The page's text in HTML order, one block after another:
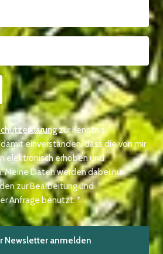
zur Kenntnis
einverstanden, dass die von mir
elektronisch erhoben und
Meine Daten werden dabei nur
zur Bearbeitung und
Anfrage benutzt. *
Newsletter anmelden